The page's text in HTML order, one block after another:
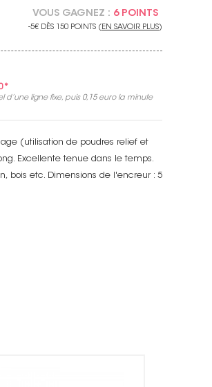
VOUS GAGNEZ : 6 POINTS
-5€ DÈS 150 POINTS ( EN SAVOIR PLUS)
ligne fixe, puis 0,15 eurola minute
(utilisation de poudres relief et
Excellente tenue dans le temps.
bois etc. Dimensions de l'encreur : 5